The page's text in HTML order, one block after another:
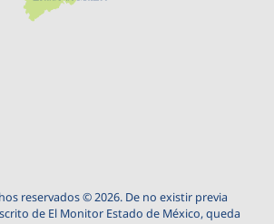
reservados © 2026. De no existir previa
de El Monitor Estado de México, queda